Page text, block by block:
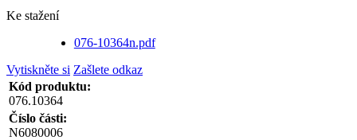
Ke stažení
076-10364n.pdf
Vytiskněte si Zašlete odkaz
Kód produktu:
076.10364
Číslo části:
N6080006